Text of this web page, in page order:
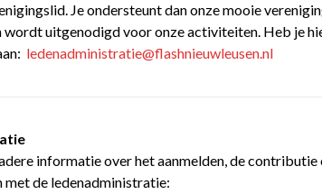
Je ondersteunt dan onze mooie
wordt uitgenodigd voor onze activiteiten. Heb je
ledenadministratie@flashnieuwleusen.nl
informatie over het aanmelden, de contributie
met de ledenadministratie: